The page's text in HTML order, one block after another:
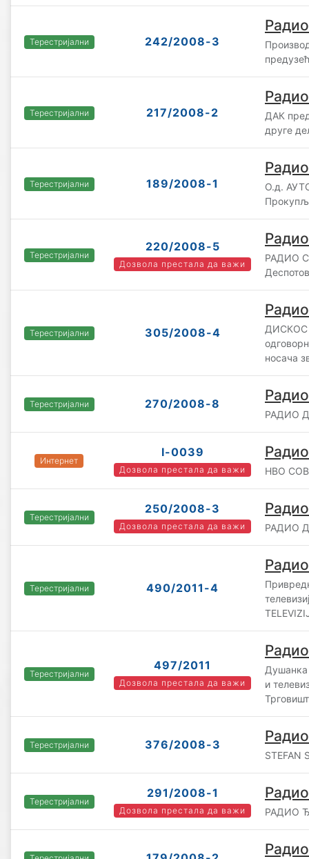
Терестријални 242/2008-3
Терестријални 217/2008-2
ДАК
друге
Терестријални 189/2008-1
О.д.
Терестријални
220/2008-5
Дозвола престала да важи
РАДИО
Терестријални 305/2008-4
ДИСКОС
носача
Терестријални 270/2008-8
РАДИО
Интернет
I-0039
Дозвола престала да важи НВО
Терестријални
250/2008-3
Дозвола престала да важи РАДИО
Терестријални 490/2011-4
Терестријални
497/2011
Дозвола престала да важи
Душанка
и
Терестријални 376/2008-3
STEFAN
Терестријални
291/2008-1
Дозвола престала да важи РАДИО